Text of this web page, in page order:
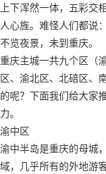
上下浑然一体，五彩交
人心旌。难怪人们都说：
不览夜景，未到重庆。
重庆主城一共九个区（
区、渝北区、北碚区、
的呢？下面我们给大家
力。
渝中区
渝中半岛是重庆的母城
域，几乎所有的外地游